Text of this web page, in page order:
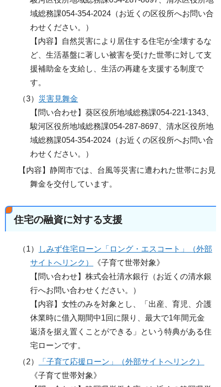
域総務課054-354-2024（お近くの区役所へお問い合
わせください。）
【内容】自然災害により居住する住宅が全壊するな
ど、生活基盤に著しい被害を受けた世帯に対して支
援補助金を支給し、生活の再建を支援する制度で
す。
（3） 災害見舞金
【問い合わせ】葵区役所地域総務課054-221-1343、
駿河区役所地域総務課054-287-8697、清水区役所地
域総務課054-354-2024（お近くの区役所へお問い合
わせください。）
【内容】静岡市では、台風等災害に遭われた世帯にお見
舞金を交付しています。
住宅の融資に対する支援
（1）
しみず住宅ローン「ロング・エスコート」（外部
サイトへリンク）
《子育て世帯対象》
【問い合わせ】株式会社清水銀行（お近くの清水銀
行へお問い合わせください。）
【内容】女性のみを対象とし、「出産、育児、介護
休業時に借入期間中1回に限り、最大で1年間元金
返済を据え置くことができる」という特典がある住
宅ローンです。
（2）
「子育て応援ローン」（外部サイトへリンク）
《子育て世帯対象》